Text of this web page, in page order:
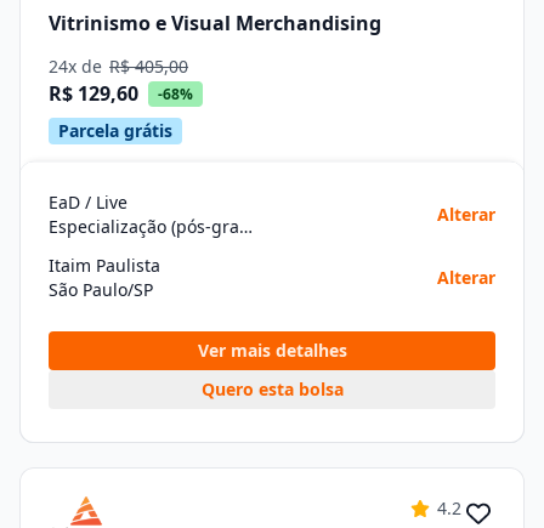
Vitrinismo e Visual Merchandising
24x de R$ 405,00
R$ 129,60 -68%
Parcela grátis
EaD / Live
Especialização (pós-graduação)
Alterar
Itaim Paulista
São Paulo/SP
Alterar
Ver mais detalhes
Quero esta bolsa
4.2